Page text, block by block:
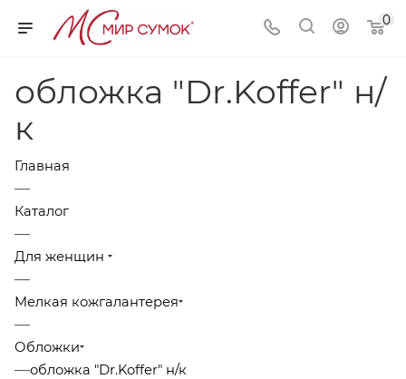
0
обложка "Dr.Koffer" н/
к
Главная
—
Каталог
—
Для женщин
—
Мелкая кожгалантерея
—
Обложки
—обложка "Dr.Koffer" н/к